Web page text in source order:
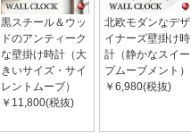
黒スチール＆ウッ
ドのアンティーク
な壁掛け時計（大
きいサイズ・サイ
レントムーブ）
￥11,800(税抜)
北欧モダンなデザ
イナーズ壁掛け時
計（静かなスイー
プムーブメント）
￥6,980(税抜)